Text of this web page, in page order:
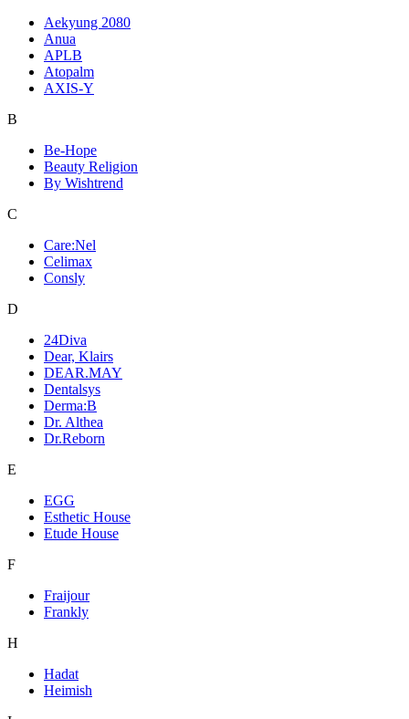
Aekyung 2080
Anua
APLB
Atopalm
AXIS-Y
B
Be-Hope
Beauty Religion
By Wishtrend
C
Care:Nel
Celimax
Consly
D
24Diva
Dear, Klairs
DEAR.MAY
Dentalsys
Derma:B
Dr. Althea
Dr.Reborn
E
EGG
Esthetic House
Etude House
F
Fraijour
Frankly
H
Hadat
Heimish